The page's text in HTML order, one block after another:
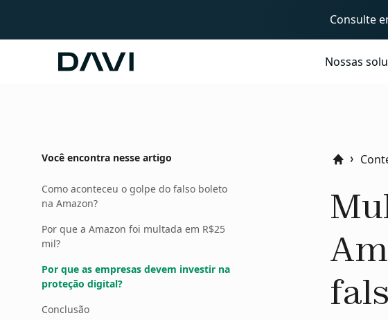
Consulte
Davi Nossas
Você encontra nesse artigo
Como aconteceu o golpe do falso boleto
na Amazon?
Por que a Amazon foi multada em R$25
mil?
Por que as empresas devem investir na
proteção digital?
Conclusão
Home